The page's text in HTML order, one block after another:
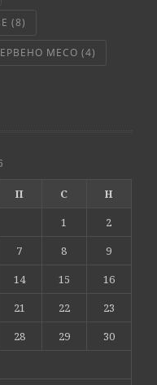
(8)
МЕСО (4)
П С
Н
1
2
7 8
9
14 15
16
21 22
23
28 29
30